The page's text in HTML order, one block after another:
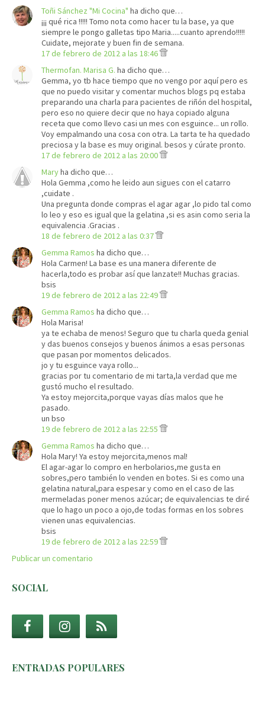
Toñi Sánchez "Mi Cocina" ha dicho que…
¡¡¡ qué rica !!!!! Tomo nota como hacer tu la base, ya que
siempre le pongo galletas tipo Maria.....cuanto aprendo!!!!!
Cuidate, mejorate y buen fin de semana.
17 de febrero de 2012 a las 18:46
Thermofan. Marisa G. ha dicho que…
Gemma, yo tb hace tiempo que no vengo por aquí pero es
que no puedo visitar y comentar muchos blogs pq estaba
preparando una charla para pacientes de riñón del hospital,
pero eso no quiere decir que no haya copiado alguna
receta que como llevo casi un mes con esguince... un rollo.
Voy empalmando una cosa con otra. La tarta te ha quedado
preciosa y la base es muy original. besos y cúrate pronto.
17 de febrero de 2012 a las 20:00
Maryha dicho que…
Hola Gemma ,como he leido aun sigues con el catarro
,cuidate .
Una pregunta donde compras el agar agar ,lo pido tal como
lo leo y eso es igual que la gelatina ,si es asin como seria la
equivalencia .Gracias .
18 de febrero de 2012 a las 0:37
Gemma Ramos ha dicho que…
Hola Carmen! La base es una manera diferente de
hacerla,todo es probar así que lanzate!! Muchas gracias.
bsis
19 de febrero de 2012 a las 22:49
Gemma Ramos ha dicho que…
Hola Marisa!
ya te echaba de menos! Seguro que tu charla queda genial
y das buenos consejos y buenos ánimos a esas personas
que pasan por momentos delicados.
jo y tu esguince vaya rollo...
gracias por tu comentario de mi tarta,la verdad que me
gustó mucho el resultado.
Ya estoy mejorcita,porque vayas días malos que he
pasado.
un bso
19 de febrero de 2012 a las 22:55
Gemma Ramos ha dicho que…
Hola Mary! Ya estoy mejorcita,menos mal!
El agar-agar lo compro en herbolarios,me gusta en
sobres,pero también lo venden en botes. Si es como una
gelatina natural,para espesar y como en el caso de las
mermeladas poner menos azúcar; de equivalencias te diré
que lo hago un poco a ojo,de todas formas en los sobres
vienen unas equivalencias.
bsis
19 de febrero de 2012 a las 22:59
Publicar un comentario
SOCIAL
ENTRADAS POPULARES